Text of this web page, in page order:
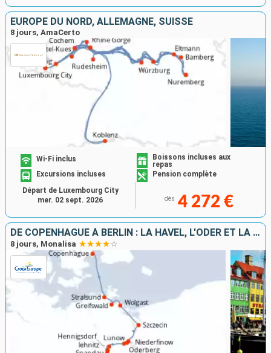
EUROPE DU NORD, ALLEMAGNE, SUISSE
8 jours, AmaCerto
Wi-Fi inclus
Boissons incluses aux
repas
Excursions incluses
Pension complète
dès 4 272 €
Départ de Luxembourg City
mer. 02 sept. 2026
DE COPENHAGUE À BERLIN : LA HAVEL, L'ODER ET LA MER BALTIQUE
8 jours, Monalisa